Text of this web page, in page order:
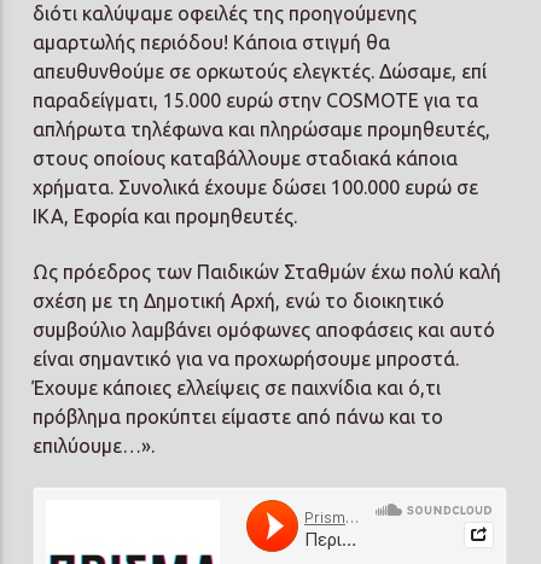
διότι καλύψαμε οφειλές της προηγούμενης
αμαρτωλής περιόδου! Κάποια στιγμή θα
απευθυνθούμε σε ορκωτούς ελεγκτές. Δώσαμε, επί
παραδείγματι, 15.000 ευρώ στην COSMOTE για τα
απλήρωτα τηλέφωνα και πληρώσαμε προμηθευτές,
στους οποίους καταβάλλουμε σταδιακά κάποια
χρήματα. Συνολικά έχουμε δώσει 100.000 ευρώ σε
ΙΚΑ, Εφορία και προμηθευτές.
Ως πρόεδρος των Παιδικών Σταθμών έχω πολύ καλή
σχέση με τη Δημοτική Αρχή, ενώ το διοικητικό
συμβούλιο λαμβάνει ομόφωνες αποφάσεις και αυτό
είναι σημαντικό για να προχωρήσουμε μπροστά.
Έχουμε κάποιες ελλείψεις σε παιχνίδια και ό,τι
πρόβλημα προκύπτει είμαστε από πάνω και το
επιλύουμε…».